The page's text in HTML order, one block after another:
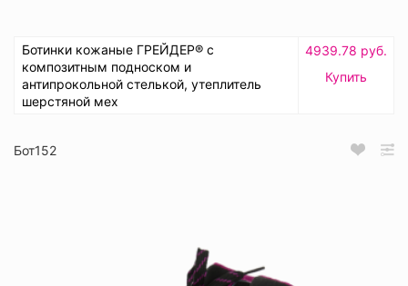
Ботинки кожаные ГРЕЙДЕР® с
композитным подноском и
антипрокольной стелькой, утеплитель
шерстяной мех
4939.78 руб.
Купить
Бот152